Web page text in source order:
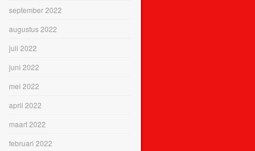
september 2022
augustus 2022
juli 2022
juni 2022
mei 2022
april 2022
maart 2022
februari 2022